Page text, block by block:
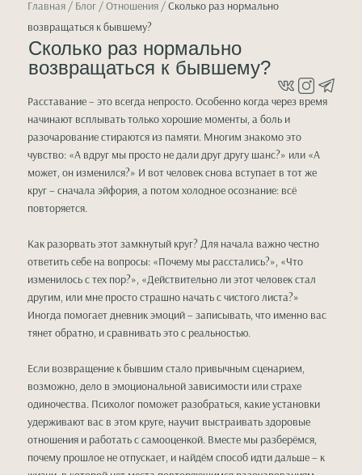
Главная / Блог / Отношения / Сколько раз нормально
возвращаться к бывшему?
Сколько раз нормально
возвращаться к бывшему?
Расставание – это всегда непросто. Особенно когда через время
начинают всплывать только хорошие моменты, а боль и
разочарование стираются из памяти. Многим знакомо это
чувство: «А вдруг мы просто не дали друг другу шанс?» или «А
может, он изменился?» И вот человек снова вступает в тот же
круг – сначала эйфория, а потом холодное осознание: всё
повторяется.
Как разорвать этот замкнутый круг? Для начала важно честно
ответить себе на вопросы: «Почему мы расстались?», «Что
изменилось с тех пор?», «Действительно ли этот человек стал
другим, или мне просто страшно начать с чистого листа?»
Иногда помогает дневник эмоций – записывать, что именно вас
тянет обратно, и сравнивать это с реальностью.
Если возвращение к бывшим стало привычным сценарием,
возможно, дело в эмоциональной зависимости или страхе
одиночества. Психолог поможет разобраться, какие установки
удерживают вас в этом круге, научит выстраивать здоровые
отношения и работать с самооценкой. Вместе мы разберёмся,
почему прошлое не отпускает, и найдём способ идти дальше – к